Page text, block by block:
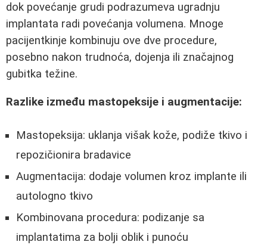
dok povećanje grudi podrazumeva ugradnju
implantata radi povećanja volumena. Mnoge
pacijentkinje kombinuju ove dve procedure,
posebno nakon trudnoća, dojenja ili značajnog
gubitka težine.
Razlike između mastopeksije i augmentacije:
Mastopeksija: uklanja višak kože, podiže tkivo i
repozičionira bradavice
Augmentacija: dodaje volumen kroz implante ili
autologno tkivo
Kombinovana procedura: podizanje sa
implantatima za bolji oblik i punoću